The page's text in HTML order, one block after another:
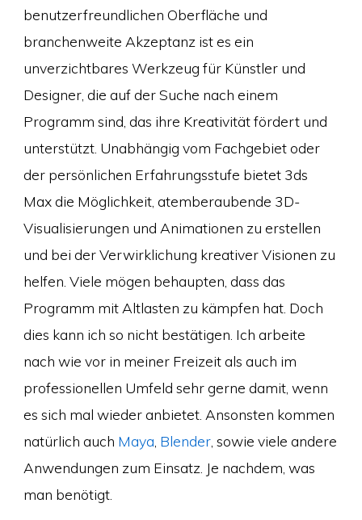
benutzerfreundlichen Oberfläche und
branchenweite Akzeptanz ist es ein
unverzichtbares Werkzeug für Künstler und
Designer, die auf der Suche nach einem
Programm sind, das ihre Kreativität fördert und
unterstützt. Unabhängig vom Fachgebiet oder
der persönlichen Erfahrungsstufe bietet 3ds
Max die Möglichkeit, atemberaubende 3D-
Visualisierungen und Animationen zu erstellen
und bei der Verwirklichung kreativer Visionen zu
helfen. Viele mögen behaupten, dass das
Programm mit Altlasten zu kämpfen hat. Doch
dies kann ich so nicht bestätigen. Ich arbeite
nach wie vor in meiner Freizeit als auch im
professionellen Umfeld sehr gerne damit, wenn
es sich mal wieder anbietet. Ansonsten kommen
natürlich auch Maya Blender, sowie viele andere
Anwendungen zum Einsatz. Je nachdem, was
man benötigt.